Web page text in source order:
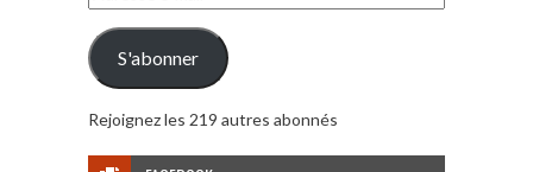
e-
mail
S'abonner
Rejoignez les 219 autres abonnés